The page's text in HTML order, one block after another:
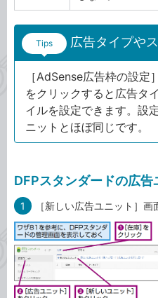
Tips 広告タイプや
［AdSense広告枠の設定
をクリックすると広告タ
イルを設定できます。設
ニットとほぼ同じです。
DFPスタンダードの広
1 ［新しい広告ユニット］画